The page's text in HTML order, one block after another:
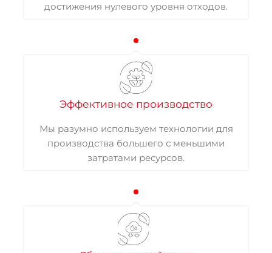
достижения нулевого уровня отходов.
Эффективное производство
Мы разумно используем технологии для
производства большего с меньшими
затратами ресурсов.